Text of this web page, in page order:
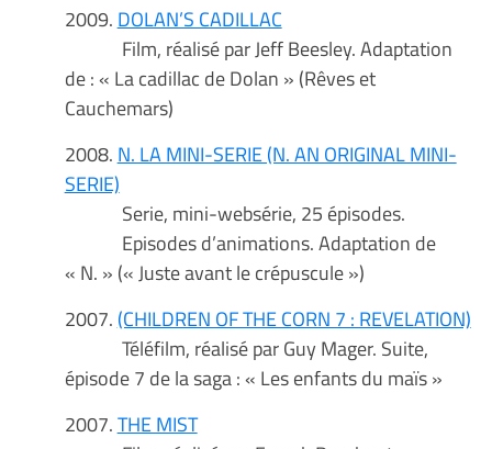
2009. DOLAN’S CADILLAC
Film, réalisé par Jeff Beesley. Adaptation
de : « La cadillac de Dolan » (Rêves et
Cauchemars)
2008. N. LA MINI-SERIE (N. AN ORIGINAL MINI-
SERIE)
Serie, mini-websérie, 25 épisodes.
Episodes d’animations. Adaptation de
« N. » (« Juste avant le crépuscule »)
2007. (CHILDREN OF THE CORN 7 : REVELATION)
Téléfilm, réalisé par Guy Mager. Suite,
épisode 7 de la saga : « Les enfants du maïs »
2007.THE MIST